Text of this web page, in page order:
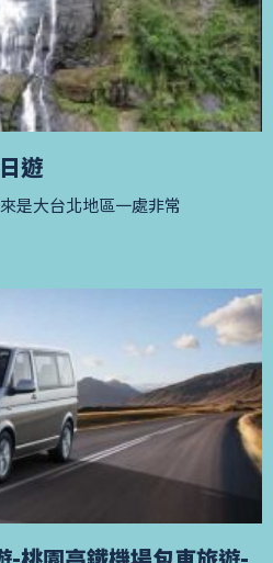
遊
是大台北地區一處非常